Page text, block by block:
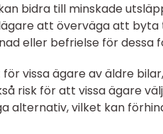
bidra till minskade
att överväga att byta
eller befrielse för dessa
vissa ägare av äldre
risk för att vissa ägare
alternativ, vilket kan